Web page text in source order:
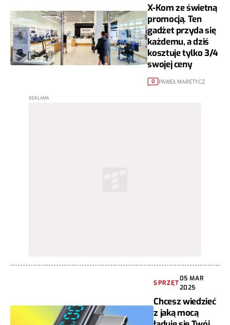
X-Kom ze świetną
promocją. Ten
gadżet przyda się
każdemu, a dziś
kosztuje tylko 3/4
swojej ceny
0 PAWEŁ MARETYCZ
SPRZĘT
05 MAR
2025
Chcesz wiedzieć
z jaką mocą